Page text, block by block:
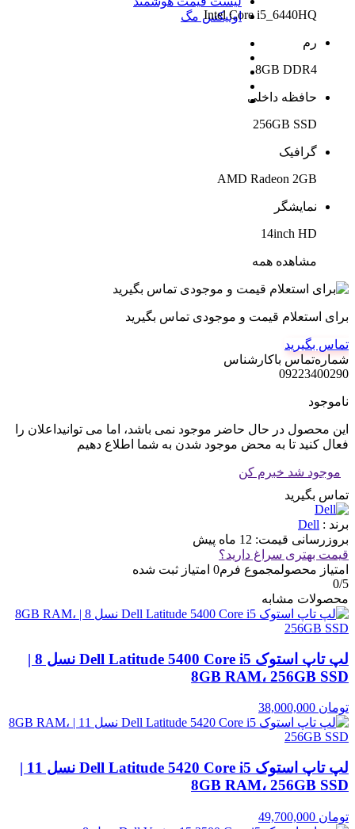
اونیکس مگ
Intel Core i5_6440HQ
رم
8GB DDR4
حافظه داخلی
256GB SSD
گرافیک
AMD Radeon 2GB
نمایشگر
14inch HD
مشاهده همه
برای استعلام قیمت و موجودی تماس بگیرید
تماس بگیرید
شماره‌تماس‌ با‌کارشناس
09223400290
ناموجود
این محصول در حال حاضر موجود نمی باشد، اما می توانیداعلان را
فعال کنید تا به محض موجود شدن به شما اطلاع دهیم
موجود شد خبرم کن
تماس بگیرید
برند : Dell
بروزرسانی قیمت: 12 ماه پیش
قیمت بهتری سراغ دارید؟
امتیاز محصولمجموع فرم0 امتیاز ثبت شده
0/5
محصولات مشابه
لپ تاپ استوک Dell Latitude 5400 Core i5 نسل 8 |
8GB RAM، 256GB SSD
تومان
لپ تاپ استوک Dell Latitude 5420 Core i5 نسل 11 |
8GB RAM، 256GB SSD
تومان